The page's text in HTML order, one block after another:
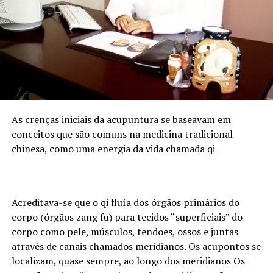
extraordinário ao revolucionar o tratamento de dores
crônicas e doenças autoimunes. Seu documentário
Rota da Cura da Dor”, ebooks e protocolos inovadores
têm sido fundamentais para promover resultados
eficazes e seguros no campo da saúde. Sua visão
visionária está deixando um legado transformador para
profissionais da saúde e pacientes em busca de uma vida
Contato de Imprensa: Instituto Ernesto Neto Av.
Dante Michelini, 1.275, Jardim da Penha, Vitória
TÓPICOS RELACIONADOS
A SEGUIR
André Oliveira lança curso inédito no Brasil que vai
elevar o patamar de cuidados com pacientes
As crenças iniciais da acupuntura se baseavam em
conceitos que são comuns na medicina tradicional
chinesa, como uma energia da vida chamada qi
Acreditava-se que o qi fluía dos órgãos primários do
corpo (órgãos zang fu) para tecidos “superficiais” do
corpo como pele, músculos, tendões, ossos e juntas
através de canais chamados meridianos. Os acupontos se
localizam, quase sempre, ao longo dos meridianos Os